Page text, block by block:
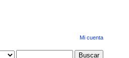
Mi cuenta